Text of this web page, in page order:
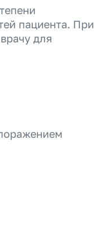
пациента. При
для